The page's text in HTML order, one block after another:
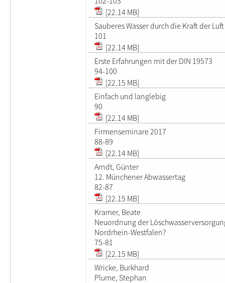
[22.14 MB]
Sauberes Wasser durch die Kraft der Luft
101
[22.14 MB]
Erste Erfahrungen mit der DIN 19573
94-100
[22.15 MB]
Einfach und langlebig
90
[22.14 MB]
Firmenseminare 2017
88-89
[22.14 MB]
Arndt, Günter
12. Münchener Abwassertag
82-87
[22.15 MB]
Kramer, Beate
Neuordnung der
Nordrhein-Westfalen?
75-81
[22.15 MB]
Wricke, Burkhard
Plume, Stephan